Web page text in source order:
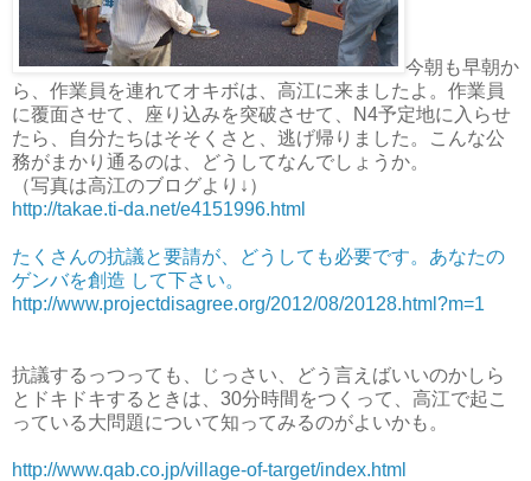
今朝も早朝か
ら、作業員を連れてオキボは、高江に来ましたよ。作業員
に覆面させて、座り込みを突破させて、N4予定地に入らせ
たら、自分たちはそそくさと、逃げ帰りました。こんな公
務がまかり通るのは、どうしてなんでしょうか。
（写真は高江のブログより↓）
http://takae.ti-da.net/e4151996.html
たくさんの抗議と要請が、どうしても必要です。あなたの
ゲンバを創造 して下さい。
http://www.projectdisagree.org/2012/08/20128.html?m=1
抗議するっつっても、じっさい、どう言えばいいのかしら
とドキドキするときは、30分時間をつくって、高江で起こ
っている大問題について知ってみるのがよいかも。
http://www.qab.co.jp/village-of-target/index.html